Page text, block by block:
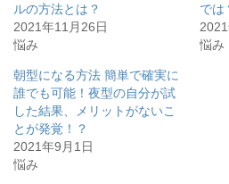
e
r
で
新
し
い
ウ
ィ
ン
ド
ウ
す
る
に
ッ
ク
し
て
く
さ
い
ルの方法とは？
2021年11月26日
悩み
では
悩み
朝型になる方法 簡単で確実に
誰でも可能！夜型の自分が試
した結果、メリットがないこ
とが発覚！？
2021年9月1日
悩み